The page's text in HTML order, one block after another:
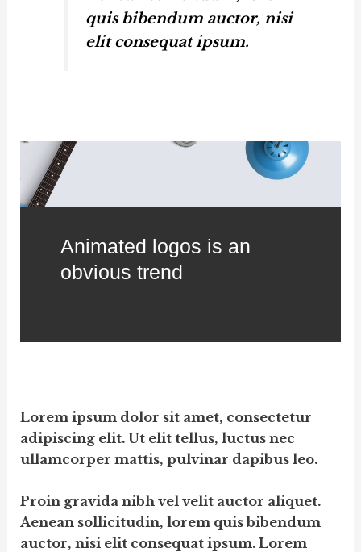
quis bibendum auctor, nisi
elit consequat ipsum.
Animated logos is an
obvious trend
Lorem ipsum dolor sit amet, consectetur
adipiscing elit. Ut elit tellus, luctus nec
ullamcorper mattis, pulvinar dapibus leo.
Proin gravida nibh vel velit auctor aliquet.
Aenean sollicitudin, lorem quis bibendum
auctor, nisi elit consequat ipsum. Lorem